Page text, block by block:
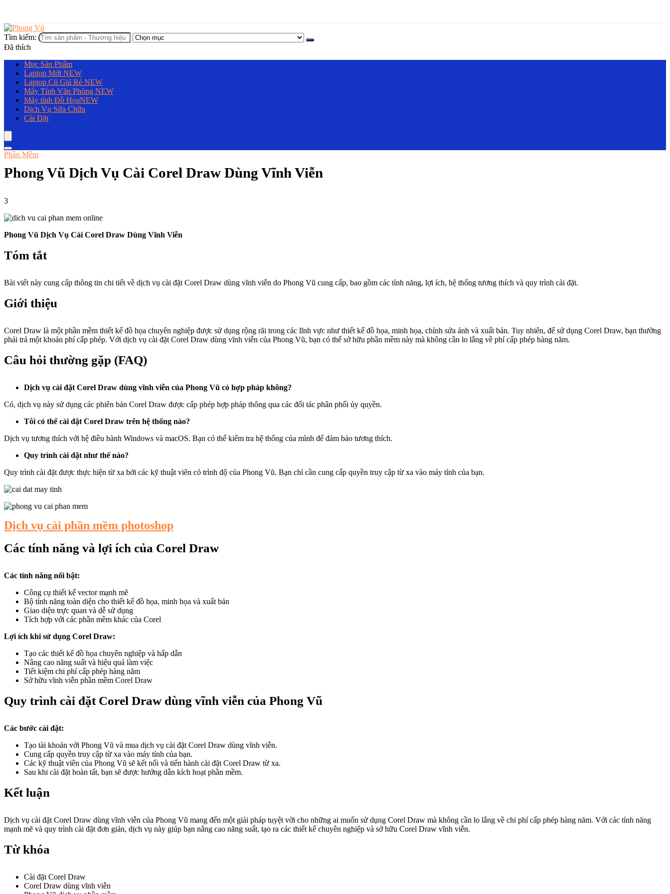
Tìm kiếm:
Đã thích
Mục Sản Phẩm
Laptop Mới NEW
Laptop Cũ Giá Rẻ NEW
Máy Tính Văn Phòng NEW
Máy tính Đồ HọaNEW
Dịch Vụ Sửa Chữa
Cài Đặt
Phần Mềm
Phong Vũ Dịch Vụ Cài Corel Draw Dùng Vĩnh Viễn
3
Phong Vũ Dịch Vụ Cài Corel Draw Dùng Vĩnh Viễn
Tóm tắt
Bài viết này cung cấp thông tin chi tiết về dịch vụ cài đặt Corel Draw dùng vĩnh viễn do Phong Vũ cung cấp, bao gồm các tính năng, lợi ích, hệ thống tương thích và quy trình cài đặt.
Giới thiệu
Corel Draw là một phần mềm thiết kế đồ họa chuyên nghiệp được sử dụng rộng rãi trong các lĩnh vực như thiết kế đồ họa, minh họa, chỉnh sửa ảnh và xuất bản. Tuy nhiên, để sử dụng Corel Draw, bạn thường
phải trả một khoản phí cấp phép. Với dịch vụ cài đặt Corel Draw dùng vĩnh viễn của Phong Vũ, bạn có thể sở hữu phần mềm này mà không cần lo lắng về phí cấp phép hàng năm.
Câu hỏi thường gặp (FAQ)
Dịch vụ cài đặt Corel Draw dùng vĩnh viễn của Phong Vũ có hợp pháp không?
Có, dịch vụ này sử dụng các phiên bản Corel Draw được cấp phép hợp pháp thông qua các đối tác phân phối ủy quyền.
Tôi có thể cài đặt Corel Draw trên hệ thống nào?
Dịch vụ tương thích với hệ điều hành Windows và macOS. Bạn có thể kiểm tra hệ thống của mình để đảm bảo tương thích.
Quy trình cài đặt như thế nào?
Quy trình cài đặt được thực hiện từ xa bởi các kỹ thuật viên có trình độ của Phong Vũ. Bạn chỉ cần cung cấp quyền truy cập từ xa vào máy tính của bạn.
Dịch vụ cài phần mềm photoshop
Các tính năng và lợi ích của Corel Draw
Các tính năng nổi bật:
Công cụ thiết kế vector mạnh mẽ
Bộ tính năng toàn diện cho thiết kế đồ họa, minh họa và xuất bản
Giao diện trực quan và dễ sử dụng
Tích hợp với các phần mềm khác của Corel
Lợi ích khi sử dụng Corel Draw:
Tạo các thiết kế đồ họa chuyên nghiệp và hấp dẫn
Nâng cao năng suất và hiệu quả làm việc
Tiết kiệm chi phí cấp phép hàng năm
Sở hữu vĩnh viễn phần mềm Corel Draw
Quy trình cài đặt Corel Draw dùng vĩnh viễn của Phong Vũ
Các bước cài đặt:
Tạo tài khoản với Phong Vũ và mua dịch vụ cài đặt Corel Draw dùng vĩnh viễn.
Cung cấp quyền truy cập từ xa vào máy tính của bạn.
Các kỹ thuật viên của Phong Vũ sẽ kết nối và tiến hành cài đặt Corel Draw từ xa.
Sau khi cài đặt hoàn tất, bạn sẽ được hướng dẫn kích hoạt phần mềm.
Kết luận
Dịch vụ cài đặt Corel Draw dùng vĩnh viễn của Phong Vũ mang đến một giải pháp tuyệt vời cho những ai muốn sử dụng Corel Draw mà không cần lo lắng về chi phí cấp phép hàng năm. Với các tính năng
mạnh mẽ và quy trình cài đặt đơn giản, dịch vụ này giúp bạn nâng cao năng suất, tạo ra các thiết kế chuyên nghiệp và sở hữu Corel Draw vĩnh viễn.
Từ khóa
Cài đặt Corel Draw
Corel Draw dùng vĩnh viễn